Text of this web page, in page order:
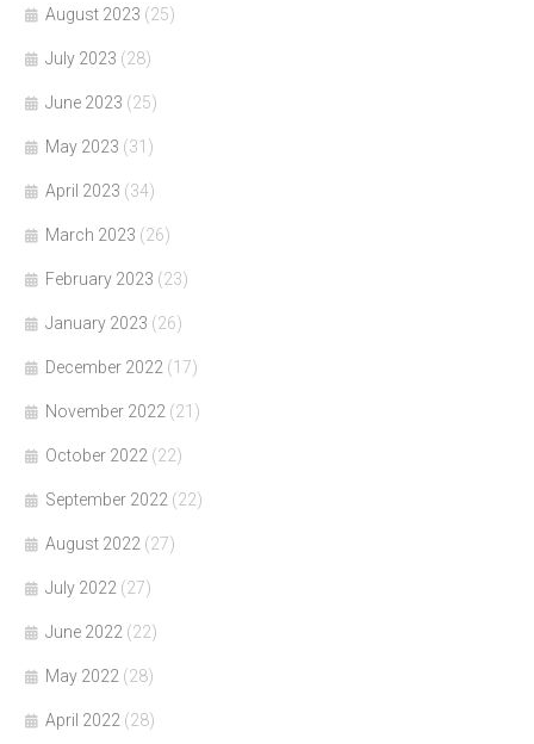
August 2023 (25)
July 2023 (28)
June 2023 (25)
May 2023 (31)
April 2023 (34)
March 2023 (26)
February 2023 (23)
January 2023 (26)
December 2022 (17)
November 2022 (21)
October 2022 (22)
September 2022 (22)
August 2022 (27)
July 2022 (27)
June 2022 (22)
May 2022 (28)
April 2022 (28)